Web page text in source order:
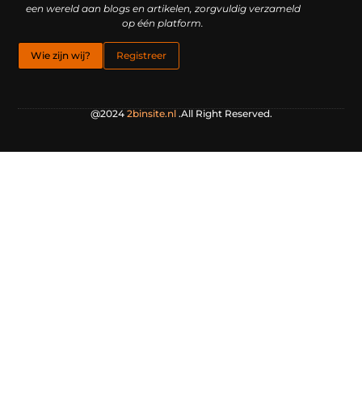
een wereld aan blogs en artikelen, zorgvuldig verzameld
op één platform.
Wie zijn wij? Registreer
@2024 2binsite.nl.All Right Reserved.